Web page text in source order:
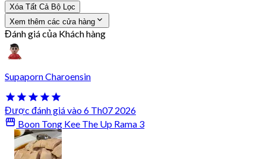
Xóa Tất Cả Bộ Lọc
Xem thêm các cửa hàng
Đánh giá của Khách hàng
Supaporn Charoensin
Được đánh giá vào 6 Th07 2026
Boon Tong Kee The Up Rama 3